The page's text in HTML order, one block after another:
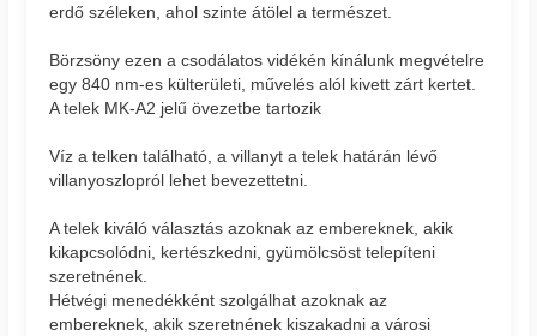
erdő széleken, ahol szinte átölel a természet.
Börzsöny ezen a csodálatos vidékén kínálunk megvételre
egy 840 nm-es külterületi, művelés alól kivett zárt kertet.
A telek MK-A2 jelű övezetbe tartozik
Víz a telken található, a villanyt a telek határán lévő
villanyoszlopról lehet bevezettetni.
A telek kiváló választás azoknak az embereknek, akik
kikapcsolódni, kertészkedni, gyümölcsöst telepíteni
szeretnének.
Hétvégi menedékként szolgálhat azoknak az
embereknek, akik szeretnének kiszakadni a városi